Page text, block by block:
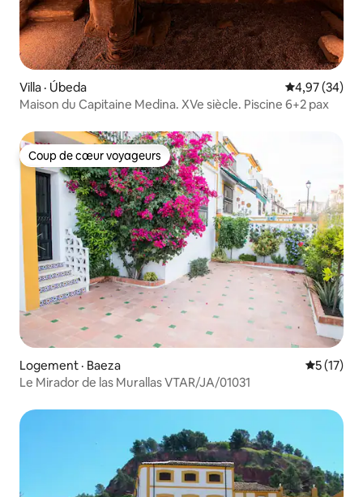
Villa · Úbeda Note
4,97 (34)
Maison du Capitaine Medina. XVe siècle. Piscine 6+2 pax
Coup de cœur voyageurs
Coup de cœur voyageurs
Logement · Baeza Note
5 (17)
Le Mirador de las Murallas VTAR/JA/01031